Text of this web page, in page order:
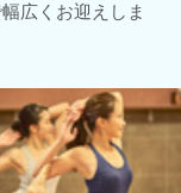
広くお迎えしま